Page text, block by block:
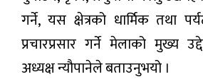
गर्ने, यस क्षेत्रको धार्मिक तथा
प्रचारप्रसार गर्ने मेलाको मुख्य
अध्यक्ष न्यौपानेले बताउनुभयो ।